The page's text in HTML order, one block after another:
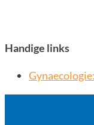
Handige links